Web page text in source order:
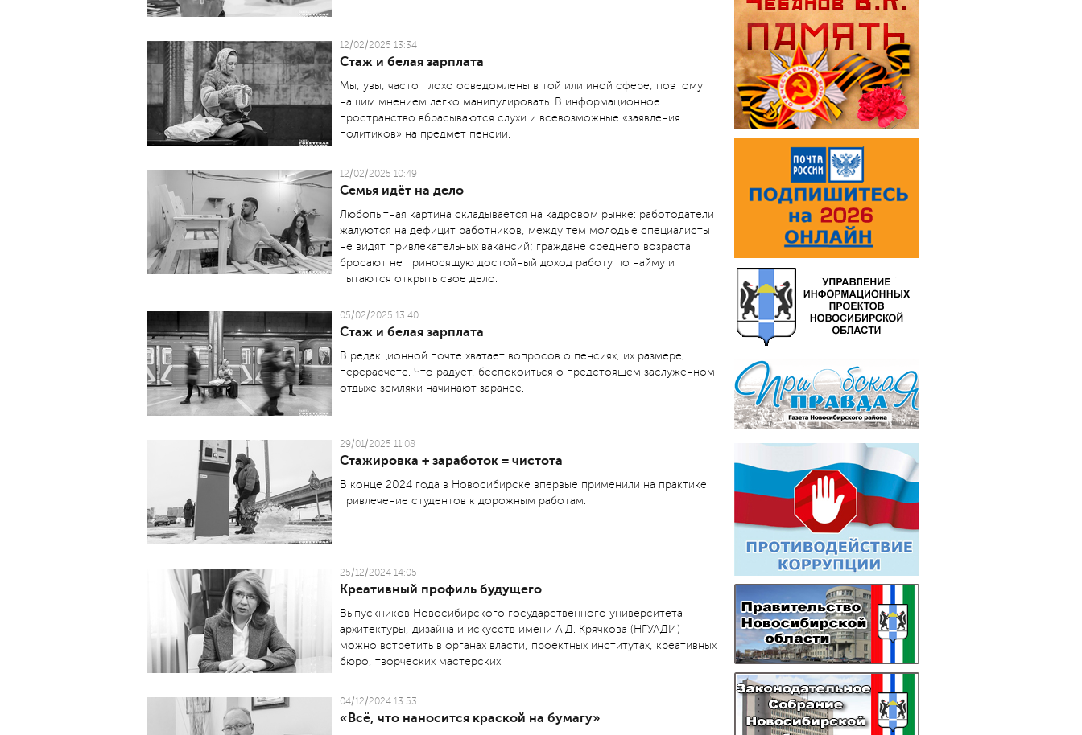
12/02/2025 13:34
Стаж и белая зарплата
Мы, увы, часто плохо осведомлены в той или иной сфере, поэтому
нашим мнением легко манипулировать. В информационное
пространство вбрасываются слухи и всевозможные «заявления
политиков» на предмет пенсии.
12/02/2025 10:49
Семья идёт на дело
Любопытная картина складывается на кадровом рынке: работодатели
жалуются на дефицит работников, между тем молодые специа­листы
не видят привлекательных вакансий; граждане среднего возраста
бросают не приносящую достойный доход работу по найму и
пытаются открыть свое дело.
05/02/2025 13:40
Стаж и белая зарплата
В редакционной почте хватает вопросов о пенсиях, их размере,
перерасчете. Что радует, беспокоиться о предстоящем заслуженном
отдыхе земляки начинают заранее.
29/01/2025 11:08
Стажировка + заработок = чистота
В конце 2024 года в Новосибирске впервые применили на практике
привлечение студентов к дорожным работам.
25/12/2024 14:05
Креативный профиль будущего
Выпускников Новосибирского государственного университета
архитектуры, дизайна и искусств имени А.Д. Крячкова (НГУАДИ)
можно встретить в органах власти, проектных институтах, креативных
бюро, творческих мастерских.
04/12/2024 13:53
«Всё, что наносится краской на бумагу»